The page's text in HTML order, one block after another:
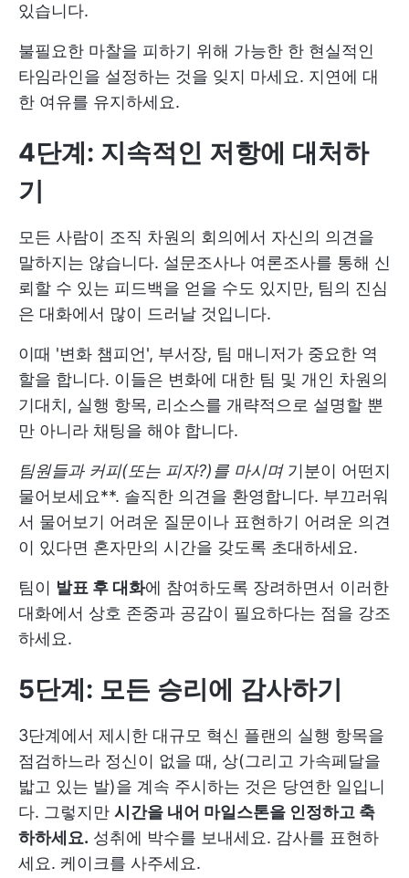
있습니다.
불필요한 마찰을 피하기 위해 가능한 한 현실적인
타임라인을 설정하는 것을 잊지 마세요. 지연에 대
한 여유를 유지하세요.
4단계: 지속적인 저항에 대처하
기
모든 사람이 조직 차원의 회의에서 자신의 의견을
말하지는 않습니다. 설문조사나 여론조사를 통해 신
뢰할 수 있는 피드백을 얻을 수도 있지만, 팀의 진심
은 대화에서 많이 드러날 것입니다.
이때 '변화 챔피언', 부서장, 팀 매니저가 중요한 역
할을 합니다. 이들은 변화에 대한 팀 및 개인 차원의
기대치, 실행 항목, 리소스를 개략적으로 설명할 뿐
만 아니라 채팅을 해야 합니다.
팀원들과 커피(또는 피자?)를 마시며 기분이 어떤지
물어보세요**. 솔직한 의견을 환영합니다. 부끄러워
서 물어보기 어려운 질문이나 표현하기 어려운 의견
이 있다면 혼자만의 시간을 갖도록 초대하세요.
팀이 발표 후 대화에 참여하도록 장려하면서 이러한
대화에서 상호 존중과 공감이 필요하다는 점을 강조
하세요.
5단계: 모든 승리에 감사하기
3단계에서 제시한 대규모 혁신 플랜의 실행 항목을
점검하느라 정신이 없을 때, 상(그리고 가속페달을
밟고 있는 발)을 계속 주시하는 것은 당연한 일입니
다. 그렇지만 시간을 내어 마일스톤을 인정하고 축
하하세요. 성취에 박수를 보내세요. 감사를 표현하
세요. 케이크를 사주세요.